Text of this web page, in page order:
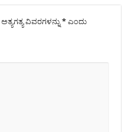
ಅತ್ಯಗತ್ಯ ವಿವರಗಳನ್ನು* ಎಂದು